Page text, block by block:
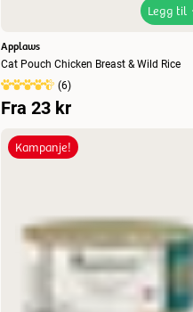
Legg til
Applaws
Cat Pouch Chicken Breast & Wild Rice
(6)
Fra 23 kr
Kampanje!